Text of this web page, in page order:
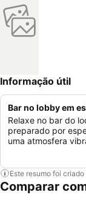
Informação útil
Bar no lobby em
Relaxe no bar do
preparado por
uma atmosfera
Este resumo foi
Comparar